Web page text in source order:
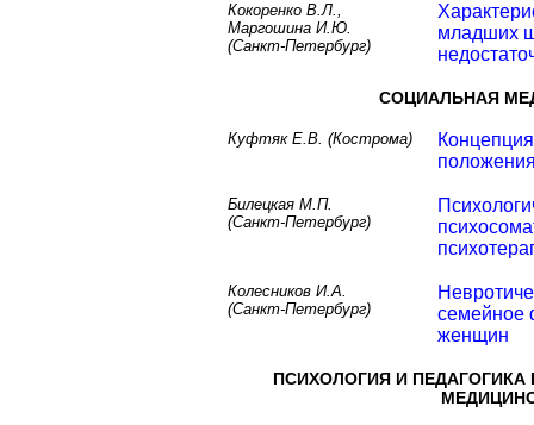
Кокоренко В.Л.,
Маргошина И.Ю.
(Санкт-Петербург)
младших
СОЦИАЛЬНАЯ
Куфтяк Е.В. (Кострома)
Билецкая М.П.
(Санкт-Петербург)
Колесников И.А.
(Санкт-Петербург)
семейное
женщин
ПСИХОЛОГИЯ И